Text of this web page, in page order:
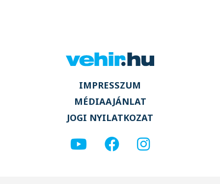
IMPRESSZUM
MÉDIAAJÁNLAT
JOGI NYILATKOZAT